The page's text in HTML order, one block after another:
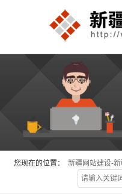
您现在的位置： 新疆网站建设-